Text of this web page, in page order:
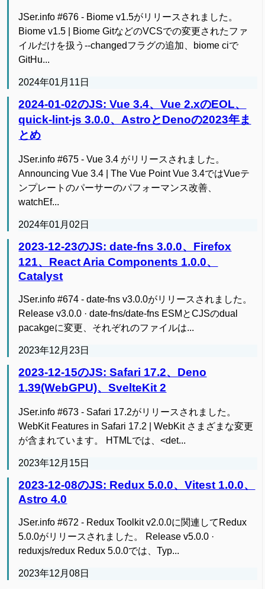
JSer.info #676 - Biome v1.5がリリースされました。
Biome v1.5 | Biome GitなどのVCSでの変更されたファ
イルだけを扱う--changedフラグの追加、biome ciで
GitHu...
2024年01月11日
2024-01-02のJS: Vue 3.4、Vue 2.xのEOL、
quick-lint-js 3.0.0、AstroとDenoの2023年ま
とめ
JSer.info #675 - Vue 3.4 がリリースされました。
Announcing Vue 3.4 | The Vue Point Vue 3.4ではVueテ
ンプレートのパーサーのパフォーマンス改善、
watchEf...
2024年01月02日
2023-12-23のJS: date-fns 3.0.0、Firefox
121、React Aria Components 1.0.0、
Catalyst
JSer.info #674 - date-fns v3.0.0がリリースされました。
Release v3.0.0 · date-fns/date-fns ESMとCJSのdual
pacakgeに変更、それぞれのファイルは...
2023年12月23日
2023-12-15のJS: Safari 17.2、Deno
1.39(WebGPU)、SvelteKit 2
JSer.info #673 - Safari 17.2がリリースされました。
WebKit Features in Safari 17.2 | WebKit さまざまな変更
が含まれています。 HTMLでは、<det...
2023年12月15日
2023-12-08のJS: Redux 5.0.0、Vitest 1.0.0、
Astro 4.0
JSer.info #672 - Redux Toolkit v2.0.0に関連してRedux
5.0.0がリリースされました。 Release v5.0.0 ·
reduxjs/redux Redux 5.0.0では、Typ...
2023年12月08日